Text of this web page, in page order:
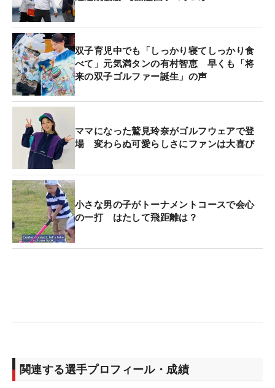
双子育児中でも「しっかり寝てしっかり食
べて」元気満タンの有村智恵 早くも「将
来の双子ゴルファー誕生」の声
ママになった鷲見玲奈がゴルフウェアで登
場 変わらぬ可愛らしさにファンは大喜び
小さな男の子がトーナメントコースで会心
の一打 はたして飛距離は？
関連する選手プロフィール・成績